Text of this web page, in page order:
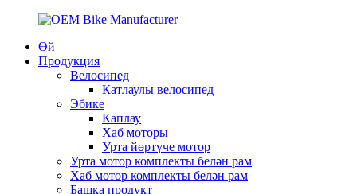
Өй
Продукция
Велосипед
Катлаулы велосипед
Эбике
Каплау
Хаб моторы
Урта йөртүче мотор
Урта мотор комплекты белән рам
Хаб мотор комплекты белән рам
Башка продукт